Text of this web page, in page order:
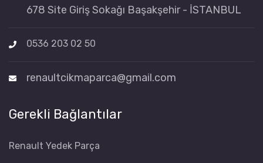
678 Site Giriş Sokağı Başakşehir - İSTANBUL
0536 203 02 50
renaultcikmaparca@gmail.com
Gerekli Bağlantılar
Renault Yedek Parça